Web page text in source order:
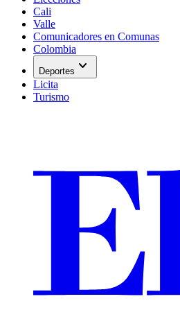
Cali
Valle
Comunicadores en Comunas
Colombia
Deportes expand_more
Licita
Turismo